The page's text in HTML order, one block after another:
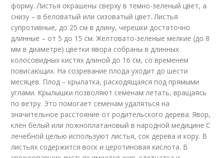
форму. Листья окрашены сверху в темно-зеленый цвет, а
снизу – в беловатый или сизоватый цвет. Листья
супротивные, до 25 см в длину, черешки достаточно
длинные – от 5 до 15 см. Желтовато-зеленые мелкие (до 8
мм в диаметре) цветки явора собраны в длинных
колосовидных кистях длиной до 16 см, со временем
повисающих. На созревание плода уходит до шести
месяцев. Плод – крылатка, расходящаяся под прямыми
углами. Крылышки позволяют семенам летать, вращаясь
по ветру. Это помогает семенам удаляться на
значительное расстояние от родительского дерева. Явор,
клён белый или ложноплатановый в народной медицине С
лечебной целью используют листья, сок дерева и кору. В
листьях содержится воск и церотиновая кислота. В